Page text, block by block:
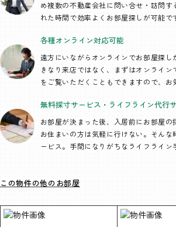
め複数の不動産会社に問い合せ・訪問す
れた時間で効率よくお部屋探しが可能で
各種オンライン対応可能
遠方にいながらオンラインでお部屋探し
きなり来店ではなく、まずはオンライ
をご覧いただくこともできますので、お
無料採寸サービス・ ライフライン代行
お部屋が決まった後、入居前にお部屋
お住まいの方は気軽に行けない。そん
ービス。手間になりがちなライフライン
この物件の他のお部屋